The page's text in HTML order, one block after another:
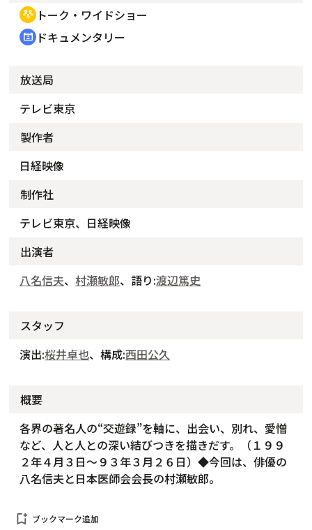
adaptive_audio_mic トーク・ワイドショー
cinematic_blur ドキュメンタリー
放送局
テレビ東京
製作者
日経映像
制作社
テレビ東京、日経映像
出演者
八名信夫、 村瀬敏郎、語り:渡辺篤史
スタッフ
演出:桜井卓也、構成:西田公久
概要
各界の著名人の“交遊録”を軸に、出会い、別れ、愛憎
など、人と人との深い結びつきを描きだす。（１９９
２年４月３日～９３年３月２６日）◆今回は、俳優の
八名信夫と日本医師会会長の村瀬敏郎。
bookmark_add ブックマーク追加